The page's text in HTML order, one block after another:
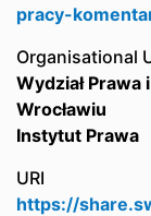
pracy-
Organisational
Wydział Prawa
Wrocławiu
Instytut Prawa
URI
https://